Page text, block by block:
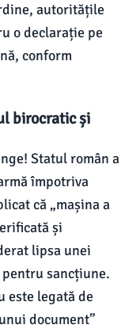
autoritățile
o declarație pe
conform
birocratic și
Statul român a
împotriva
că „mașina a
și
lipsa unei
sancțiune.
este legată de
document”